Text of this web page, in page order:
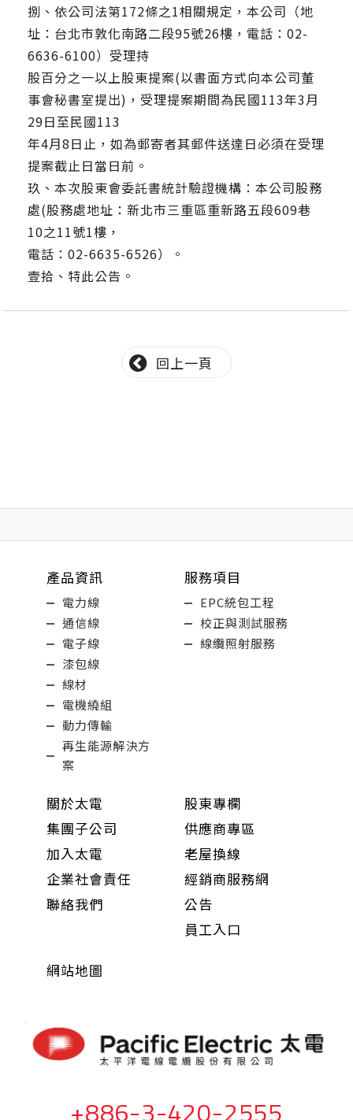
捌、依公司法第172條之1相關規定，本公司（地
址：台北市敦化南路二段95號26樓，電話：02-
6636-6100）受理持
股百分之一以上股東提案(以書面方式向本公司董
事會秘書室提出)，受理提案期間為民國113年3月
29日至民國113
年4月8日止，如為郵寄者其郵件送達日必須在受理
提案截止日當日前。
玖、本次股東會委託書統計驗證機構：本公司股務
處(股務處地址：新北市三重區重新路五段609巷
10之11號1樓，
電話：02-6635-6526）。
壹拾、特此公告。
回上一頁
產品資訊
電力線
通信線
電子線
漆包線
線材
電機繞組
動力傳輸
再生能源解決方
案
服務項目
EPC統包工程
校正與測試服務
線纜照射服務
關於太電
集團子公司
加入太電
企業社會責任
聯絡我們
股東專欄
供應商專區
老屋換線
經銷商服務網
公告
員工入口
網站地圖
+886-3-420-2555